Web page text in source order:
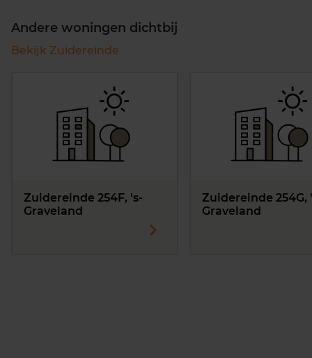
Andere woningen dichtbij
Bekijk Zuidereinde
Zuidereinde 254F, 's-
Graveland
Zuidereinde 254G,
Graveland